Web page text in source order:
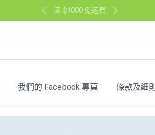
满 $1000 免运费
我們的 Facebook 專頁 條款及細則